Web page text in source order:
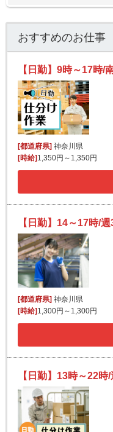
おすすめのお仕事
[都道府県] 神奈川県
[時給] 1,350円～1,350円
[都道府県]神奈川県
[時給]1,300円～1,300円